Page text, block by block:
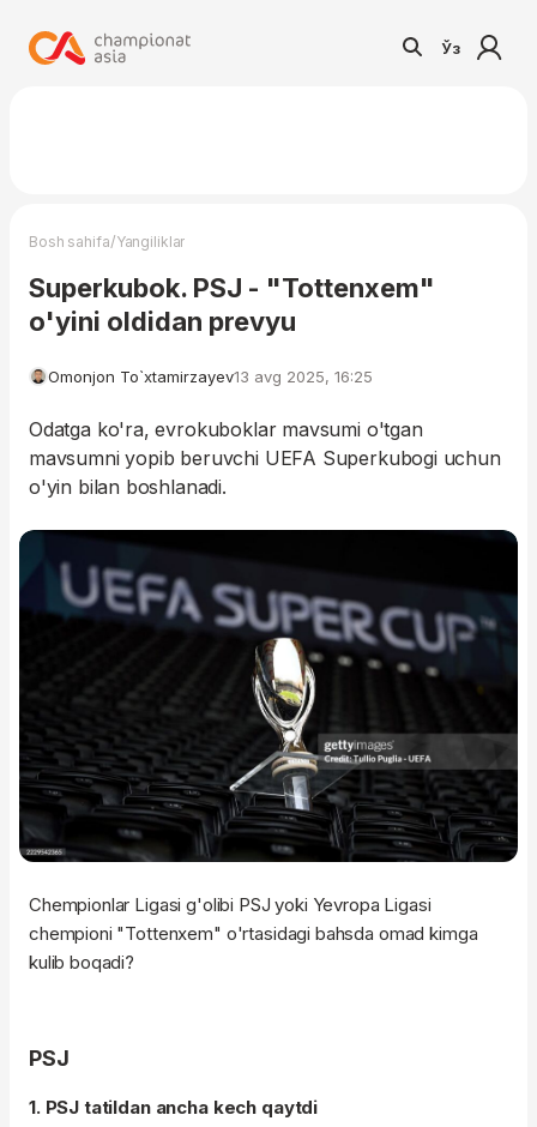
Ўз
Bosh sahifa/Yangiliklar
Superkubok. PSJ - "Tottenxem"
o'yini oldidan prevyu
Omonjon To`xtamirzayev13 avg 2025, 16:25
Odatga ko'ra, evrokuboklar mavsumi o'tgan
mavsumni yopib beruvchi UEFA Superkubogi uchun
o'yin bilan boshlanadi.
Chempionlar Ligasi g'olibi PSJ yoki Yevropa Ligasi
chempioni "Tottenxem" o'rtasidagi bahsda omad kimga
kulib boqadi?
PSJ
1. PSJ tatildan ancha kech qaytdi